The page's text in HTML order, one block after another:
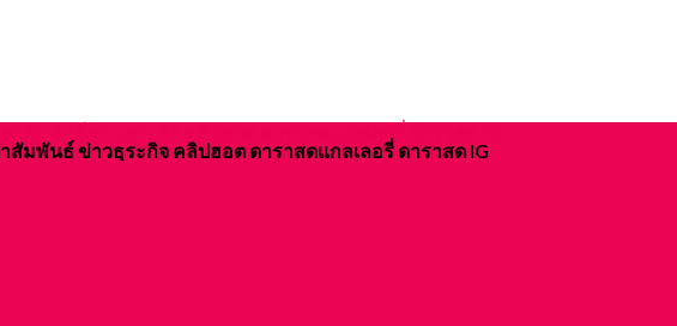
สัมพันธ์ ข่าวธุระกิจ คลิปฮอต ดาราสดแกลเลอรี่ ดาราสด IG